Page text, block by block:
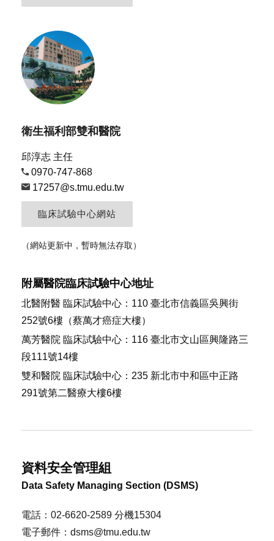
衛生福利部雙和醫院
邱淳志 主任
0970-747-868
17257@s.tmu.edu.tw
臨床試驗中心網站
（網站更新中，暫時無法存取）
附屬醫院臨床試驗中心地址
北醫附醫 臨床試驗中心：110 臺北市信義區吳興街
252號6樓（蔡萬才癌症大樓）
萬芳醫院 臨床試驗中心：116 臺北市文山區興隆路三
段111號14樓
雙和醫院 臨床試驗中心：235 新北市中和區中正路
291號第二醫療大樓6樓
資料安全管理組
Data Safety Managing Section (DSMS)
電話：02-6620-2589 分機15304
電子郵件：dsms@tmu.edu.tw